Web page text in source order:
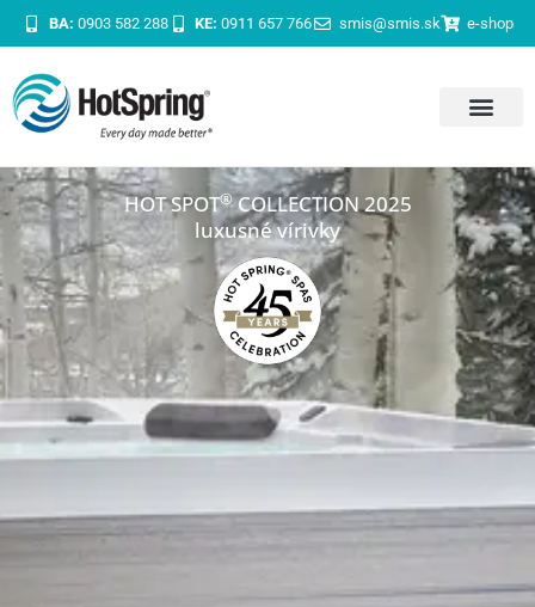
BA: 0903 582 288 KE: 0911 657 766 smis@smis.sk e-shop
HOT SPOT®COLLECTION 2025
luxusné vírivky